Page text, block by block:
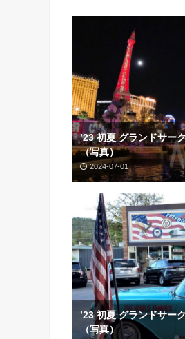
’23 初夏 グランドサー
（写真）
2024-07-01
’23 初夏 グランドサー
（写真）